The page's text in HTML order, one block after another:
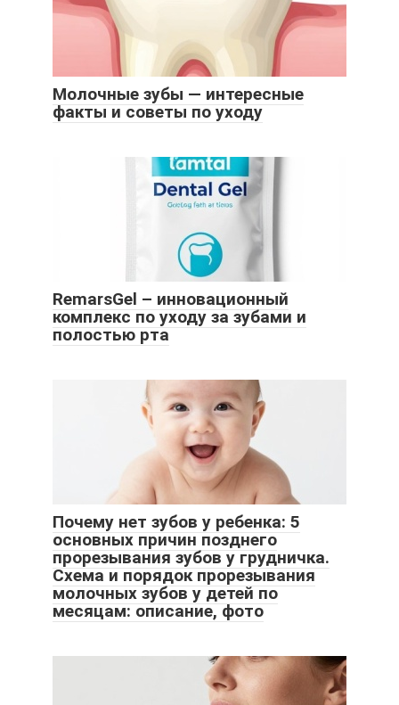
Молочные зубы — интересные
факты и советы по уходу
RemarsGel – инновационный
комплекс по уходу за зубами и
полостью рта
Почему нет зубов у ребенка: 5
основных причин позднего
прорезывания зубов у грудничка.
Схема и порядок прорезывания
молочных зубов у детей по
месяцам: описание, фото